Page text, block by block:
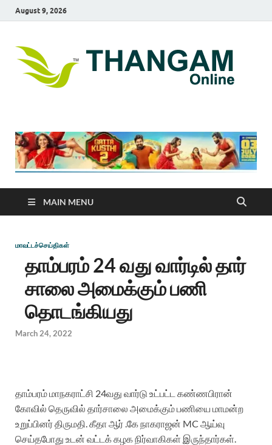
August 9, 2026
MAIN MENU
மாவட்டச்செய்திகள்
தாம்பரம் 24 வது வார்டில் தார்
சாலை அமைக்கும் பணி
தொடங்கியது
March 24, 2022
தாம்பரம் மாநகராட்சி 24வது வார்டு உட்பட்ட கண்ணபிரான்
கோவில் தெருவில் தார்சாலை அமைக்கும் பணியை மாமன்ற
உறுப்பினர் திருமதி. கீதா ஆர் .கே நாகராஜன் MC ஆய்வு
செய்தபோது உடன் வட்டக் கழக நிர்வாகிகள் இருந்தார்கள்.